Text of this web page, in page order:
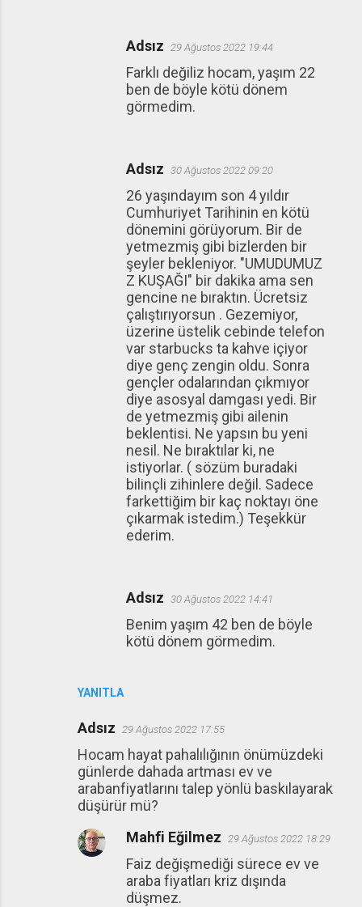
YANITLA
Adsız 29 Ağustos 2022 19:44
Farklı değiliz hocam, yaşım 22
ben de böyle kötü dönem
görmedim.
Adsız 30 Ağustos 2022 09:20
26 yaşındayım son 4 yıldır
Cumhuriyet Tarihinin en kötü
dönemini görüyorum. Bir de
yetmezmiş gibi bizlerden bir
şeyler bekleniyor. "UMUDUMUZ
Z KUŞAĞI" bir dakika ama sen
gencine ne bıraktın. Ücretsiz
çalıştırıyorsun . Gezemiyor,
üzerine üstelik cebinde telefon
var starbucks ta kahve içiyor
diye genç zengin oldu. Sonra
gençler odalarından çıkmıyor
diye asosyal damgası yedi. Bir
de yetmezmiş gibi ailenin
beklentisi. Ne yapsın bu yeni
nesil. Ne bıraktılar ki, ne
istiyorlar. ( sözüm buradaki
bilinçli zihinlere değil. Sadece
farkettiğim bir kaç noktayı öne
çıkarmak istedim.) Teşekkür
ederim.
Adsız 30 Ağustos 2022 14:41
Benim yaşım 42 ben de böyle
kötü dönem görmedim.
Adsız 29 Ağustos 2022 17:55
Hocam hayat pahalılığının önümüzdeki
günlerde dahada artması ev ve
arabanfiyatlarını talep yönlü baskılayarak
düşürür mü?
Mahfi Eğilmez 29 Ağustos 2022 18:29
Faiz değişmediği sürece ev ve
araba fiyatları kriz dışında
düşmez.